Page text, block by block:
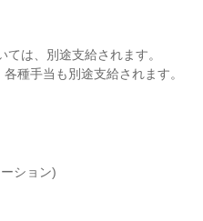
は、別途支給されます。
種手当も別途支給されます。
ション)